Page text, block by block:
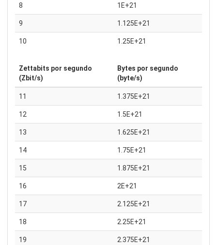
8 1E+21
9 1.125E+21
10 1.25E+21
Zettabits por segundo
(Zbit/s)
Bytes por segundo
(byte/s)
11 1.375E+21
12 1.5E+21
13 1.625E+21
14 1.75E+21
15 1.875E+21
16 2E+21
17 2.125E+21
18 2.25E+21
19 2.375E+21